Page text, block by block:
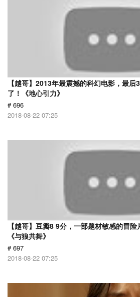
【越哥】2013年最震撼的科幻电影，最
了！《地心引力》
# 696
2018-08-22 07:25
【越哥】豆瓣8 9分，一部题材敏感的冒
《与狼共舞》
# 697
2018-08-22 07:25